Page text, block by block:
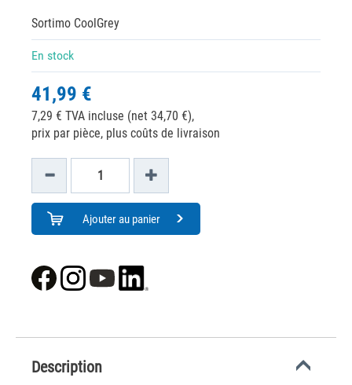
Sortimo CoolGrey
En stock
41,99 €
7,29 € TVA incluse (net 34,70 €),
prix par pièce, plus coûts de livraison
Ajouter au panier
Description